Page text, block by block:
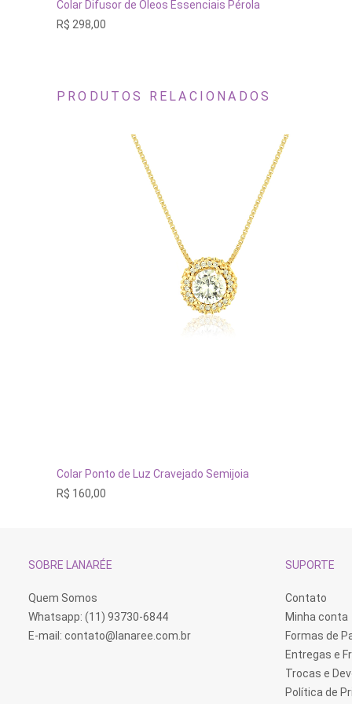
variantes.
escolhidas
na
Colar Difusor de Óleos Essenciais Pérola
R$ 298,00
PRODUTOS RELACIONADOS
ADICIONAR AO CARRINHO
Colar Ponto de Luz Cravejado Semijoia
R$ 160,00
SOBRE LANARÉE
Quem Somos
Whatsapp: (11) 93730-6844
E-mail: contato@lanaree.com.br
SUPORTE
Contato
Minha conta
Formas de
Entregas e
Trocas e
Política de